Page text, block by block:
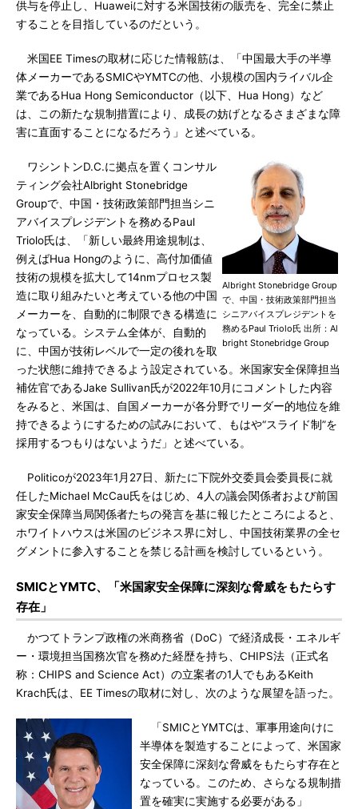
供与を停止し、Huaweiに対する米国技術の販売を、完全に禁止
することを目指しているのだという。
米国EE Timesの取材に応じた情報筋は、「中国最大手の半導
体メーカーであるSMICやYMTCの他、小規模の国内ライバル企
業であるHua Hong Semiconductor（以下、Hua Hong）など
は、この新たな規制措置により、成長の妨げとなるさまざまな障
害に直面することになるだろう」と述べている。
Albright Stonebridge Group
で、中国・技術政策部門担当
シニアバイスプレジデントを
務めるPaul Triolo氏 出所：Al
bright Stonebridge Group
ワシントンD.C.に拠点を置くコンサル
ティング会社Albright Stonebridge
Groupで、中国・技術政策部門担当シニ
アバイスプレジデントを務めるPaul
Triolo氏は、「新しい最終用途規制は、
例えばHua Hongのように、高付加価値
技術の規模を拡大して14nmプロセス製
造に取り組みたいと考えている他の中国
メーカーを、自動的に制限できる構造に
なっている。システム全体が、自動的
に、中国が技術レベルで一定の後れを取
った状態に維持できるよう設定されている。米国家安全保障担当
補佐官であるJake Sullivan氏が2022年10月にコメントした内容
をみると、米国は、自国メーカーが各分野でリーダー的地位を維
持できるようにするための試みにおいて、もはや“スライド制”を
採用するつもりはないようだ」と述べている。
Politicoが2023年1月27日、新たに下院外交委員会委員長に就
任したMichael McCau氏をはじめ、4人の議会関係者および前国
家安全保障当局関係者たちの発言を基に報じたところによると、
ホワイトハウスは米国のビジネス界に対し、中国技術業界の全セ
グメントに参入することを禁じる計画を検討しているという。
SMICとYMTC、「米国家安全保障に深刻な脅威をもたらす
存在」
かつてトランプ政権の米商務省（DoC）で経済成長・エネルギ
ー・環境担当国務次官を務めた経歴を持ち、CHIPS法（正式名
称：CHIPS and Science Act）の立案者の1人でもあるKeith
Krach氏は、EE Timesの取材に対し、次のような展望を語った。
「SMICとYMTCは、軍事用途向けに
半導体を製造することによって、米国家
安全保障に深刻な脅威をもたらす存在と
なっている。このため、さらなる規制措
置を確実に実施する必要がある」